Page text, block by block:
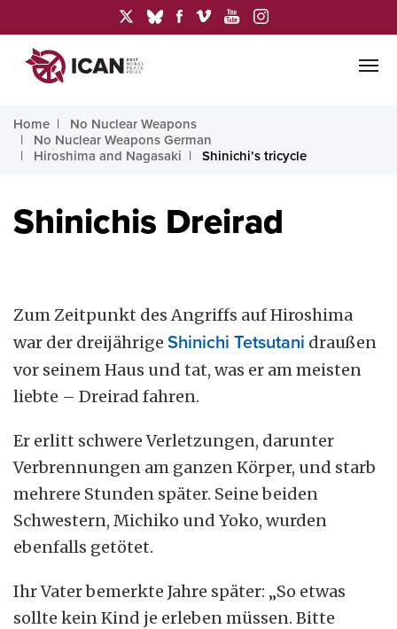
Home
No Nuclear Weapons
No Nuclear Weapons German
Hiroshima and Nagasaki
Shinichi’s tricycle
Shinichis Dreirad
Zum Zeitpunkt des Angriffs auf Hiroshima
war der dreijährige Shinichi Tetsutani draußen
vor seinem Haus und tat, was er am meisten
liebte – Dreirad fahren.
Er erlitt schwere Verletzungen, darunter
Verbrennungen am ganzen Körper, und starb
mehrere Stunden später. Seine beiden
Schwestern, Michiko und Yoko, wurden
ebenfalls getötet.
Ihr Vater bemerkte Jahre später: „So etwas
sollte kein Kind je erleben müssen. Bitte